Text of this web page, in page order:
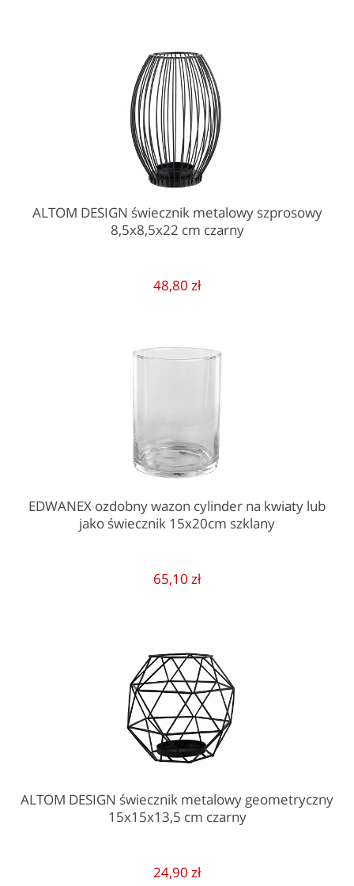
ALTOM DESIGN świecznik metalowy szprosowy
8,5x8,5x22 cm czarny
48,80 zł
EDWANEX ozdobny wazon cylinder na kwiaty lub
jako świecznik 15x20cm szklany
65,10 zł
ALTOM DESIGN świecznik metalowy geometryczny
15x15x13,5 cm czarny
24,90 zł